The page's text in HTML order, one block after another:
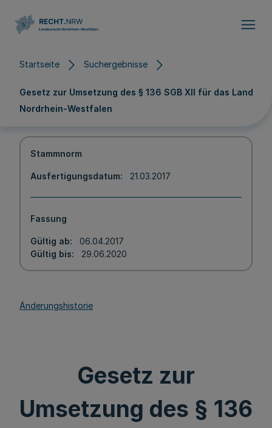
Startseite Suchergebnisse
Gesetz zur Umsetzung des § 136 SGB XII für das Land
Nordrhein-Westfalen
Stammnorm
Ausfertigungsdatum 21.03.2017
Fassung
Gültig ab
06.04.2017
Gültig bis
29.06.2020
Änderungshistorie
Gesetz zur
Umsetzung des § 136